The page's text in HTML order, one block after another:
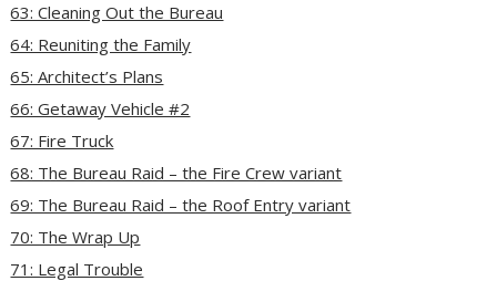
63: Cleaning Out the Bureau
64: Reuniting the Family
65: Architect’s Plans
66: Getaway Vehicle #2
67: Fire Truck
68: The Bureau Raid – the Fire Crew variant
69: The Bureau Raid – the Roof Entry variant
70: The Wrap Up
71: Legal Trouble